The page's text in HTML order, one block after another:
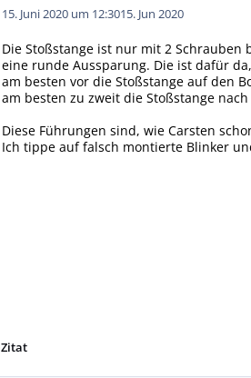
15. Juni 2020 um 12:3015. Jun 2020
Die Stoßstange ist nur mit 2
eine runde Aussparung. Die ist dafür
am besten vor die Stoßstange auf den
am besten zu zweit die Stoßstange
Diese Führungen sind, wie Carsten
Ich tippe auf falsch montierte Blinker
Zitat